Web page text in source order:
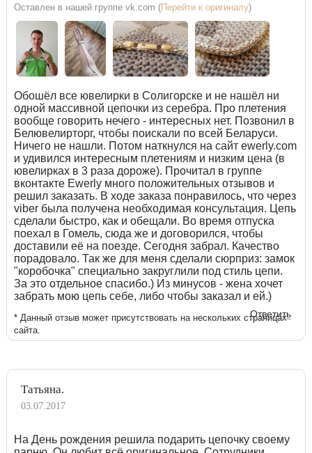
Оставлен в нашей группе vk.com (Перейти к оригиналу)
Обошёл все ювелирки в Солигорске и не нашёл ни
одной массивной цепочки из серебра. Про плетения
вообще говорить нечего - интересных нет. Позвонил в
Белювелирторг, чтобы поискали по всей Беларуси.
Ничего не нашли. Потом наткнулся на сайт ewerly.com
и удивился интересным плетениям и низким цена (в
ювелирках в 3 раза дороже). Прочитал в группе
вконтакте Ewerly много положительных отзывов и
решил заказать. В ходе заказа понравилось, что через
viber была получена необходимая консультация. Цепь
сделали быстро, как и обещали. Во время отпуска
поехал в Гомель, сюда же и договорился, чтобы
доставили её на поезде. Сегодня забрал. Качество
порадовало. Так же для меня сделали сюрприз: замок
"коробочка" специально закруглили под стиль цепи.
За это отдельное спасибо.) Из минусов - жена хочет
забрать мою цепь себе, либо чтобы заказал и ей.)
Ответить
* Данный отзыв может присутствовать на нескольких страницах
сайта.
Татьяна.
03.07.2017
На День рождения решила подарить цепочку своему